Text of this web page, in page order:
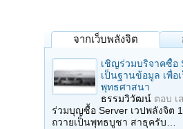
จากเว็บพลังจิต
เชิญร่วมบริจาคซื้อ
เป็นฐานข้อมูล เพื่อ
พุทธศาสนา
ธรรมวิวัฒน์ ตอบ เ
ร่วมบุญซื้อ Server เวปพลังจิต
ถวายเป็นพุทธบูชา สาธุครับ…